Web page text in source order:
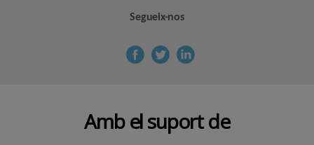
Segueix-nos
Amb el suport de